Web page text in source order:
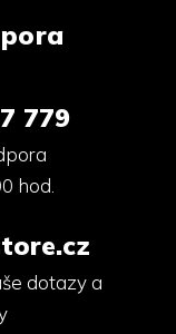
779
hod.
dotazy a